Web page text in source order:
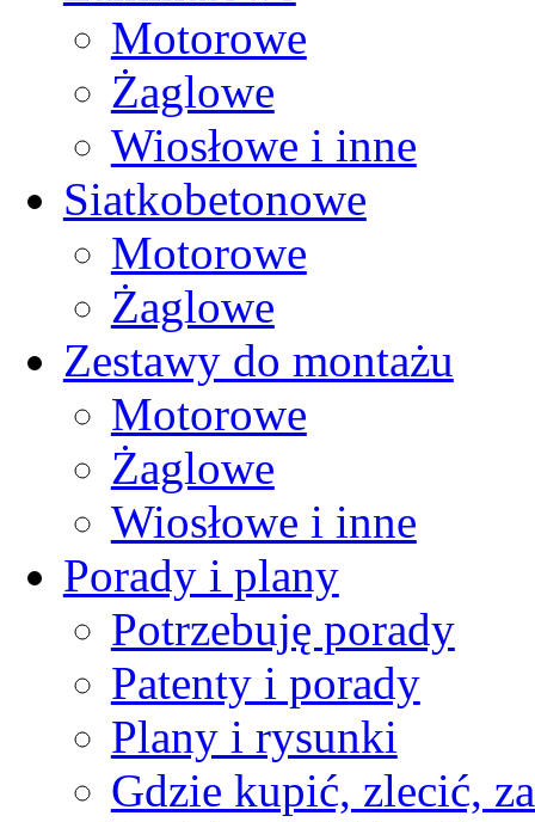
Motorowe
Żaglowe
Wiosłowe i inne
Siatkobetonowe
Motorowe
Żaglowe
Zestawy do montażu
Motorowe
Żaglowe
Wiosłowe i inne
Porady i plany
Potrzebuję porady
Patenty i porady
Plany i rysunki
Gdzie kupić, zlecić,